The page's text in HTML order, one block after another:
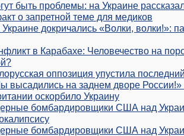
быть проблемы: на Украине
о запретной теме для медиков
докричались «Волки, волки!»:
в Карабахе: Человечество на
оппозиция упустила
высадились на заднем дворе
оскорбило Украину
бомбардировщики США над
бомбардировщики США над